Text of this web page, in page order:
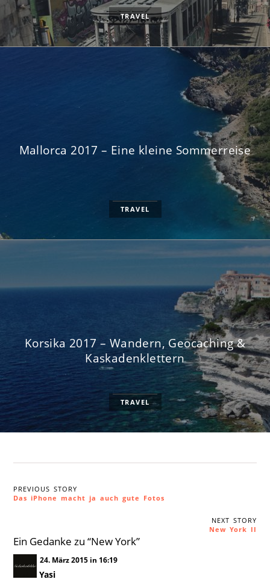
TRAVEL
Mallorca 2017 – Eine kleine Sommerreise
TRAVEL
Korsika 2017 – Wandern, Geocaching &
Kaskadenklettern
TRAVEL
PREVIOUS STORY
Das iPhone macht ja auch gute Fotos
NEXT STORY
New York II
Ein Gedanke zu “New York”
Yasi
24. März 2015 in 16:19